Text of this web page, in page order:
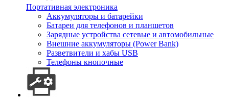
Портативная электроника
Аккумуляторы и батарейки
Батареи для телефонов и планшетов
Зарядные устройства сетевые и автомобильные
Внешние аккумуляторы (Power Bank)
Разветвители и хабы USB
Телефоны кнопочные